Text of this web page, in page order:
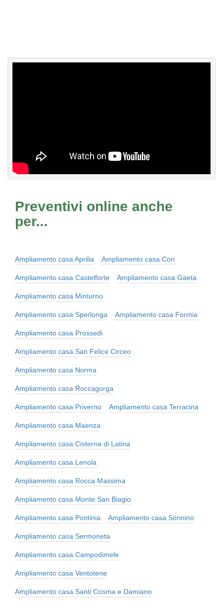
Preventivi online anche
per...
Ampliamento casa Aprilia Ampliamento casa Cori
Ampliamento casa Castelforte Ampliamento casa Gaeta
Ampliamento casa Minturno
Ampliamento casa Sperlonga Ampliamento casa Formia
Ampliamento casa Prossedi
Ampliamento casa San Felice Circeo
Ampliamento casa Norma
Ampliamento casa Roccagorga
Ampliamento casa Priverno Ampliamento casa Terracina
Ampliamento casa Maenza
Ampliamento casa Cisterna di Latina
Ampliamento casa Lenola
Ampliamento casa Rocca Massima
Ampliamento casa Monte San Biagio
Ampliamento casa Pontinia Ampliamento casa Sonnino
Ampliamento casa Sermoneta
Ampliamento casa Campodimele
Ampliamento casa Ventotene
Ampliamento casa Santi Cosma e Damiano